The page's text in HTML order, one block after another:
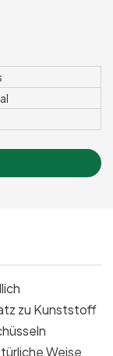
zu Kunststoff
Weise